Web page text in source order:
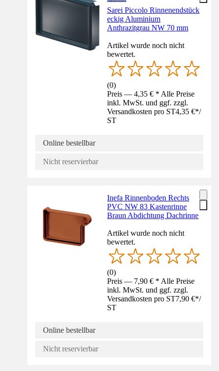
Sarei Piccolo Rinnenendstück
eckig Aluminium
Anthrazitgrau NW 70 mm
Artikel wurde noch nicht
bewertet.
(0)
Preis — 4,35 € * Alle Preise
inkl. MwSt. und ggf. zzgl.
Versandkosten pro ST4,35 €*/
ST
Online bestellbar
Nicht reservierbar
Inefa Rinnenboden Rechts
PVC NW 83 Kastenrinne
Braun Abdichtung Dachrinne
Artikel wurde noch nicht
bewertet.
(0)
Preis — 7,90 € * Alle Preise
inkl. MwSt. und ggf. zzgl.
Versandkosten pro ST7,90 €*/
ST
Online bestellbar
Nicht reservierbar